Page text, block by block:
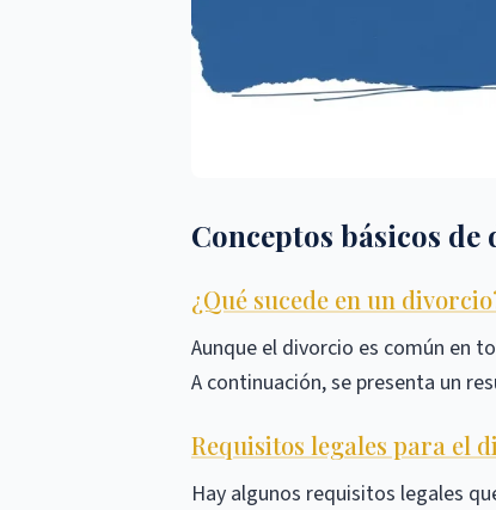
Conceptos básicos
¿Qué sucede en un
Aunque el divorcio es común en
A continuación, se presenta un
Requisitos legales para el
Hay algunos requisitos legales